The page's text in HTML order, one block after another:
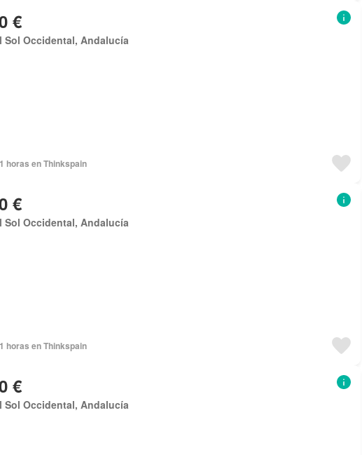
€
Sol Occidental, Andalucía
horas en Thinkspain
€
Sol Occidental, Andalucía
horas en Thinkspain
€
Sol Occidental, Andalucía